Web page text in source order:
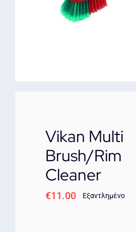
ΕΠΙΚΟΙΝΩΝΙΑ
Vikan Multi
Brush/Rim
Cleaner
€11.00 Εξαντλημένο